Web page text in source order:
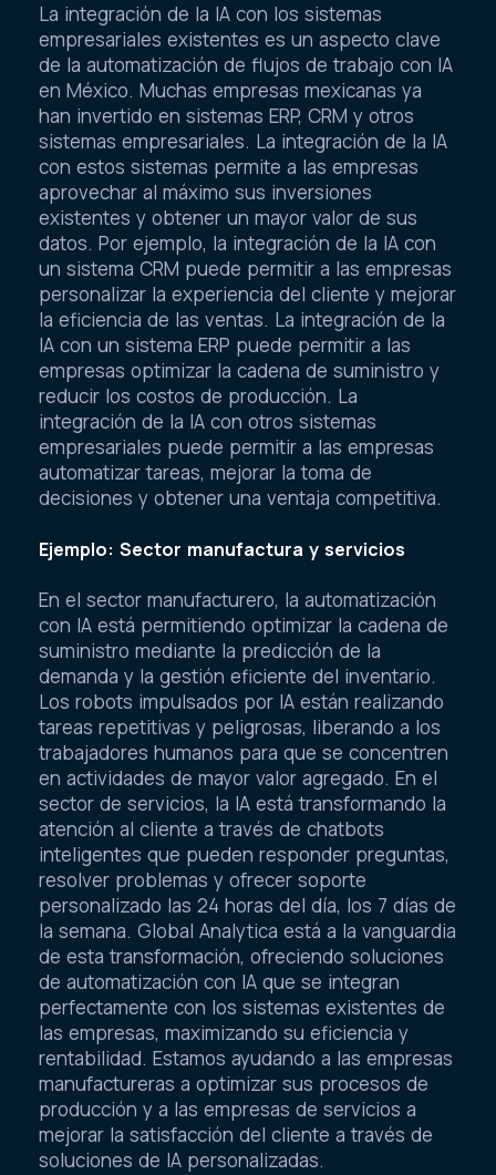
La integración de la IA con los sistemas
empresariales existentes es un aspecto clave
de la automatización de flujos de trabajo con IA
en México. Muchas empresas mexicanas ya
han invertido en sistemas ERP, CRM y otros
sistemas empresariales. La integración de la IA
con estos sistemas permite a las empresas
aprovechar al máximo sus inversiones
existentes y obtener un mayor valor de sus
datos. Por ejemplo, la integración de la IA con
un sistema CRM puede permitir a las empresas
personalizar la experiencia del cliente y mejorar
la eficiencia de las ventas. La integración de la
IA con un sistema ERP puede permitir a las
empresas optimizar la cadena de suministro y
reducir los costos de producción. La
integración de la IA con otros sistemas
empresariales puede permitir a las empresas
automatizar tareas, mejorar la toma de
decisiones y obtener una ventaja competitiva.
Ejemplo: Sector manufactura y servicios
En el sector manufacturero, la automatización
con IA está permitiendo optimizar la cadena de
suministro mediante la predicción de la
demanda y la gestión eficiente del inventario.
Los robots impulsados por IA están realizando
tareas repetitivas y peligrosas, liberando a los
trabajadores humanos para que se concentren
en actividades de mayor valor agregado. En el
sector de servicios, la IA está transformando la
atención al cliente a través de chatbots
inteligentes que pueden responder preguntas,
resolver problemas y ofrecer soporte
personalizado las 24 horas del día, los 7 días de
la semana. Global Analytica está a la vanguardia
de esta transformación, ofreciendo soluciones
de automatización con IA que se integran
perfectamente con los sistemas existentes de
las empresas, maximizando su eficiencia y
rentabilidad. Estamos ayudando a las empresas
manufactureras a optimizar sus procesos de
producción y a las empresas de servicios a
mejorar la satisfacción del cliente a través de
soluciones de IA personalizadas.